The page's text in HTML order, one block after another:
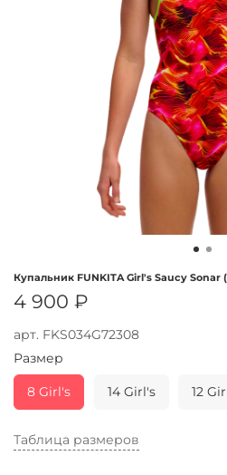
арт. FKS034G72308
Купальник FUNKITA Girl's Saucy Sonar
4 900 ₽
Таблица размеров
Размер
8 Girl's 14 Girl's 12